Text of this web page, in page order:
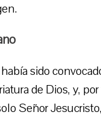
sido
de Dios, y,
Señor